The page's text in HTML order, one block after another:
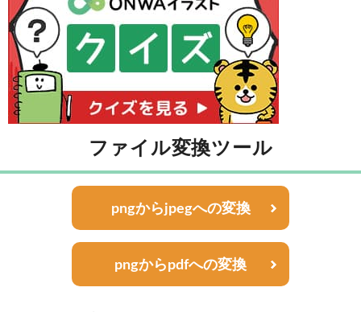
ファイル変換ツール
pngからjpegへの変換
pngからpdfへの変換